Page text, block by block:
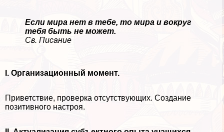
Если мира нет в тебе, то мира и вокруг
тебя быть не может.
Св. Писание
I. Организационный момент.
Приветствие, проверка отсутствующих. Создание
позитивного настроя.